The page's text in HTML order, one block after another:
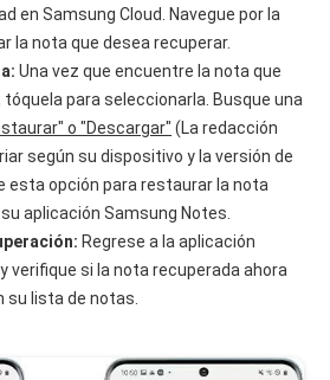
en Samsung Cloud. Navegue por la
la nota que desea recuperar.
Una vez que encuentre la nota que
para seleccionarla. Busque una
o "Descargar" (La redacción
según su dispositivo y la versión de
esta opción para restaurar la nota
aplicación Samsung Notes.
Regrese a la aplicación
verifique si la nota recuperada ahora
lista de notas.